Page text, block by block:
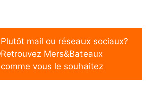
Plutôt mail ou réseaux sociaux?
Retrouvez Mers&Bateaux
comme vous le souhaitez